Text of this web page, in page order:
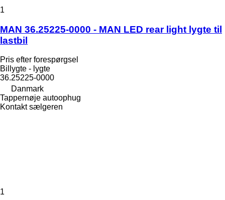
1
MAN 36.25225-0000 - MAN LED rear light lygte til
lastbil
Pris efter forespørgsel
Billygte - lygte
36.25225-0000
Danmark
Tappernøje autoophug
Kontakt sælgeren
1